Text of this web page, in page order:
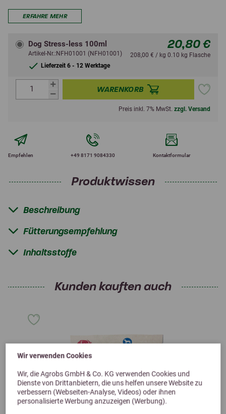
Wir verwenden Cookies
Wir, die Agrobs GmbH & Co. KG verwenden Cookies und
Dienste von Drittanbietern, die uns helfen unsere Website zu
verbessern (Webseiten-Analyse, Videos) oder ihnen
personalisierte Werbung anzuzeigen (Werbung).
ERFAHRE MEHR
Dog Stress-less 100ml
Artikel-Nr.:NFH01001 (NFH01001)
Lieferzeit 6 - 12 Werktage
20,80 €
208,00 € / kg 0.10 kg Flasche
WARENKORB
Preis inkl. 7% MwSt. zzgl. Versand
Empfehlen +49 8171 9084330 Kontaktformular
Produktwissen
Beschreibung
Fütterungsempfehlung
Inhaltsstoffe
Kunden kauften auch